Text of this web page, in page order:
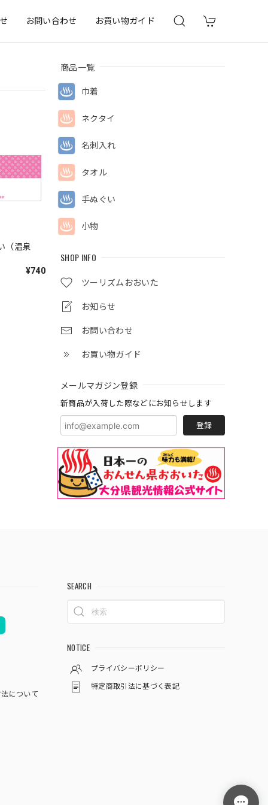
お問い合わせ お買い物ガイド
商品一覧
巾着
ネクタイ
名刺入れ
タオル
手ぬぐい
小物
SHOP INFO
ツーリズムおおいた
お知らせ
お問い合わせ
お買い物ガイド
メールマガジン登録
新商品が入荷した際などにお知らせします
登録
（温泉
¥740
について
SEARCH
NOTICE
プライバシーポリシー
特定商取引法に基づく表記